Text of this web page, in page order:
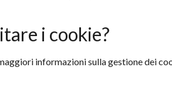
i cookie?
informazioni sulla gestione dei